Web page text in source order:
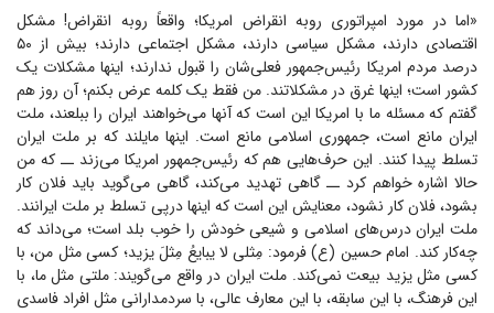
«اما در مورد امپراتوری روبه انقراض امریکا؛ واقعاً روبه انقراض! مشکل
اقتصادی دارند، مشکل سیاسی دارند، مشکل اجتماعی دارند؛ بیش از ۵۰
درصد مردم امریکا رئیس‌جمهور فعلی‌شان را قبول ندارند؛ اینها مشکلات یک
کشور است؛ اینها غرق در مشکلاتند. من فقط یک کلمه عرض بکنم؛ آن روز هم
گفتم که مسئله ما با امریکا این است که آنها می‌خواهند ایران را ببلعند، ملت
ایران مانع است، جمهوری اسلامی مانع است. اینها مایلند که بر ملت ایران
تسلط پیدا کنند. این حرف‌هایی هم که رئیس‌جمهور امریکا می‌زند ــ که من
حالا اشاره خواهم کرد ــ گاهی تهدید می‌کند، گاهی می‌گوید باید فلان کار
بشود، فلان کار نشود، معنایش این است که اینها درپی تسلط بر ملت ایرانند.
ملت ایران درس‌های اسلامی و شیعی خودش را خوب بلد است؛ می‌داند که
چه‌کار کند. امام حسین (ع) فرمود: مِثلی لا یبایعُ مِثلَ یزید؛ کسی مثل من، با
کسی مثل یزید بیعت نمی‌کند. ملت ایران در واقع می‌گویند: ملتی مثل ما، با
این فرهنگ، با این سابقه، با این معارف عالی، با سردمدارانی مثل افراد فاسدی